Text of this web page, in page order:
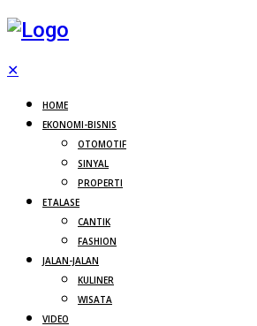
✕
HOME
EKONOMI-BISNIS
OTOMOTIF
SINYAL
PROPERTI
ETALASE
CANTIK
FASHION
JALAN-JALAN
KULINER
WISATA
VIDEO